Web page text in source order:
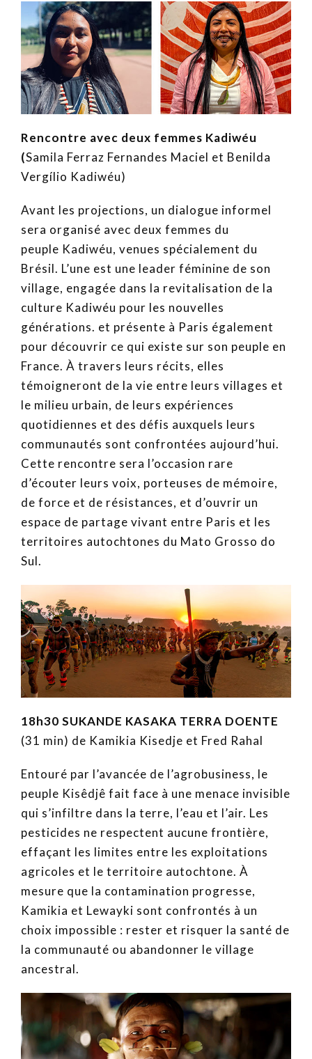
Rencontre avec deux femmes Kadiwéu
(Samila Ferraz Fernandes Maciel et Benilda
Vergílio Kadiwéu)
‍Avant les projections, un dialogue informel
sera organisé avec deux femmes du
peuple Kadiwéu, venues spécialement du
Brésil. L’une est une leader féminine de son
village, engagée dans la revitalisation de la
culture Kadiwéu pour les nouvelles
générations. et présente à Paris également
pour découvrir ce qui existe sur son peuple en
France. À travers leurs récits, elles
témoigneront de la vie entre leurs villages et
le milieu urbain, de leurs expériences
quotidiennes et des défis auxquels leurs
communautés sont confrontées aujourd’hui.
Cette rencontre sera l’occasion rare
d’écouter leurs voix, porteuses de mémoire,
de force et de résistances, et d’ouvrir un
espace de partage vivant entre Paris et les
territoires autochtones du Mato Grosso do
Sul.
18h30 SUKANDE KASAKA TERRA DOENTE
(31 min) de Kamikia Kisedje et Fred Rahal
Entouré par l’avancée de l’agrobusiness, le
peuple Kisêdjê fait face à une menace invisible
qui s’infiltre dans la terre, l’eau et l’air. Les
pesticides ne respectent aucune frontière,
effaçant les limites entre les exploitations
agricoles et le territoire autochtone. À
mesure que la contamination progresse,
Kamikia et Lewayki sont confrontés à un
choix impossible : rester et risquer la santé de
la communauté ou abandonner le village
ancestral.